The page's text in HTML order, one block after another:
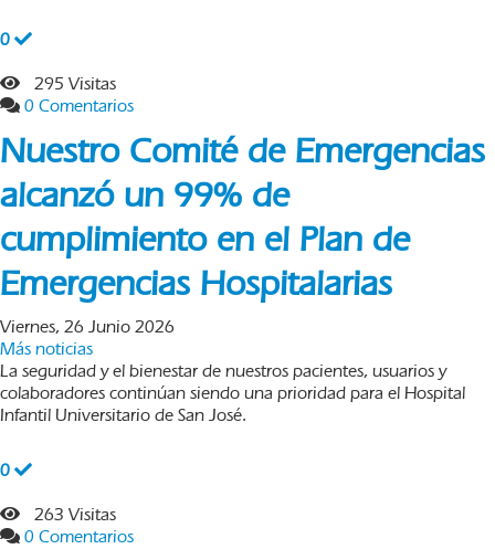
0
295 Visitas
0 Comentarios
Nuestro Comité de Emergencias
alcanzó un 99% de
cumplimiento en el Plan de
Emergencias Hospitalarias
Viernes, 26 Junio 2026
Más noticias
La seguridad y el bienestar de nuestros pacientes, usuarios y
colaboradores continúan siendo una prioridad para el Hospital
Infantil Universitario de San José.
0
263 Visitas
0 Comentarios